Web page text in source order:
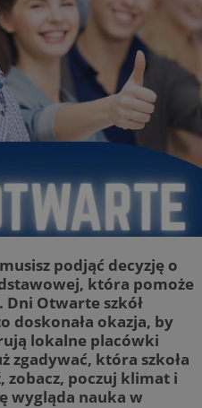
podjąć decyzję o
która pomoże
Dni Otwarte szkół
doskonała okazja, by
lokalne placówki
zgadywać, która szkoła
zobacz, poczuj klimat i
wygląda nauka w